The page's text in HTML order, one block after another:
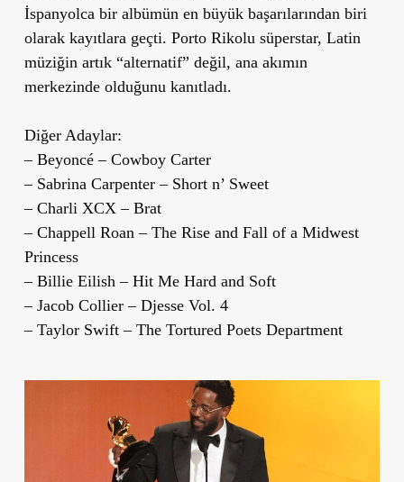
İspanyolca bir albümün en büyük başarılarından biri
olarak kayıtlara geçti. Porto Rikolu süperstar, Latin
müziğin artık “alternatif” değil, ana akımın
merkezinde olduğunu kanıtladı.
Diğer Adaylar:
– Beyoncé – Cowboy Carter
– Sabrina Carpenter – Short n’ Sweet
– Charli XCX – Brat
– Chappell Roan – The Rise and Fall of a Midwest
Princess
– Billie Eilish – Hit Me Hard and Soft
– Jacob Collier – Djesse Vol. 4
– Taylor Swift – The Tortured Poets Department